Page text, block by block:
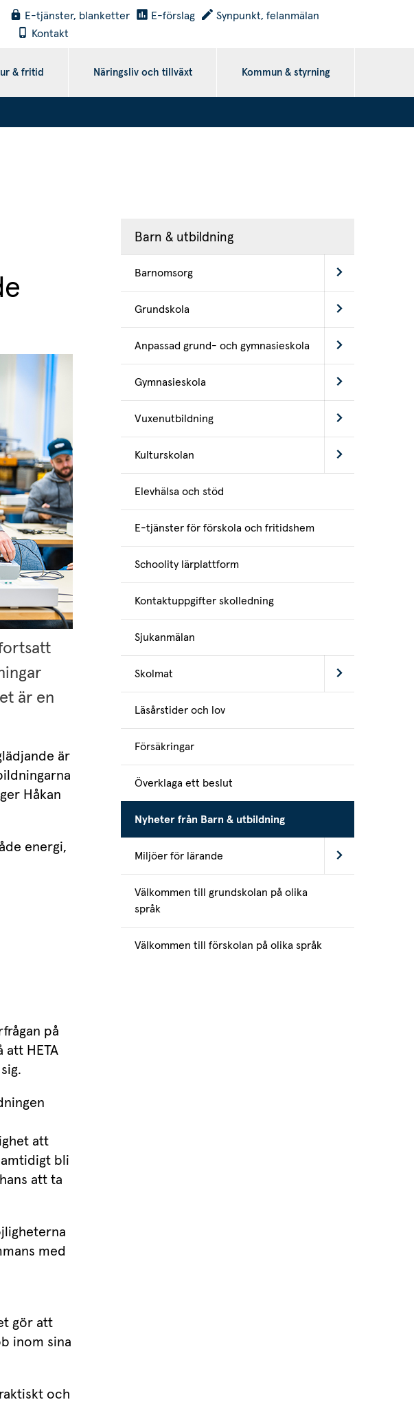
E-tjänster, blanketter E-förslag
Synpunkt, felanmälan
Kontakt
& fritid Näringsliv och tillväxt Kommun & styrning
är en
är
Håkan
energi,
på
HETA
att
bli
att ta
med
gör att
inom sina
och
Barn & utbildning
Barnomsorg
Grundskola
Anpassad grund- och gymnasieskola
Gymnasieskola
Vuxenutbildning
Kulturskolan
Elevhälsa och stöd
E-tjänster för förskola och fritidshem
Schoolity lärplattform
Kontaktuppgifter skolledning
Sjukanmälan
Skolmat
Läsårstider och lov
Försäkringar
Överklaga ett beslut
Nyheter från Barn & utbildning
Miljöer för lärande
Välkommen till grundskolan på olika
språk
Välkommen till förskolan på olika språk